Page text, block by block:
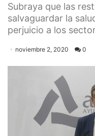
Subraya que las
salvaguardar la
perjuicio a los
noviembre 2, 2020 0